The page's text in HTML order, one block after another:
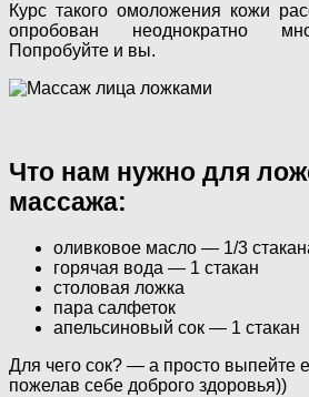
Курс такого омоложения кожи
опробован неоднократно
Попробуйте и вы.
Что нам нужно для
массажа:
оливковое масло — 1/3
горячая вода — 1 стакан
столовая ложка
пара салфеток
апельсиновый сок — 1 стакан
Для чего сок? — а просто выпейте
пожелав себе доброго здоровья))